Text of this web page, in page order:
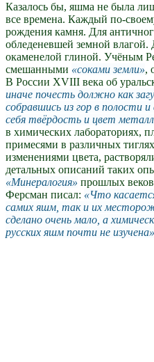
Казалось бы, яшма не была
все времена. Каждый по-
рождения камня. Для
обледеневшей земной влагой.
окаменелой глиной. Учёным
смешанными
соками земли ,
В России XVIII века об
иначе почесть должно как
собравшись из гор в полости
себя твёрдость и цвет
в химических лабораториях,
примесями в различных
изменениями цвета,
детальных описаний таких
Минералогия
прошлых
Ферсман писал:
Что
самих яшм, так и их
сделано очень мало, а
русских яшм почти не изучена